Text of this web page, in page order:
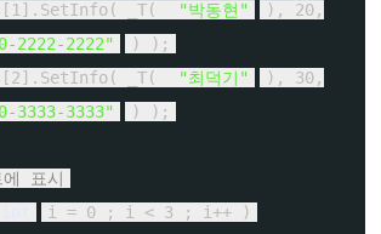
_T(
"박동현"
), 20,
2222-2222"
) );
_T(
"최덕기"
), 30,
3333-3333" ) );
표시
i = 0 ; i < 3 ; i++ )